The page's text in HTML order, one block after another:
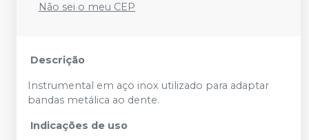
Não sei o meu CEP
Descrição
Instrumental em aço inox utilizado para adaptar
bandas metálica ao dente.
Indicações de uso